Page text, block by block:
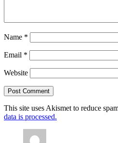
Name *
Email *
Website
This site uses Akismet to reduce
data is processed.